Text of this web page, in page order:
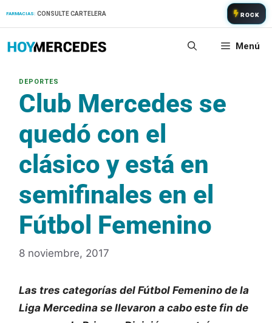
FARMACIAS: CONSULTE CARTELERA ROCK
Menú
Club Mercedes se
quedó con el
clásico y está en
semifinales en el
Fútbol Femenino
8 noviembre, 2017
Las tres categorías del Fútbol Femenino de la
Liga Mercedina se llevaron a cabo este fin de